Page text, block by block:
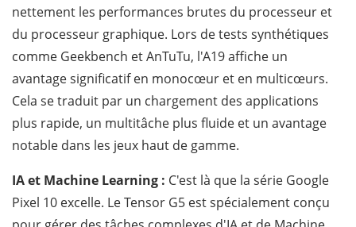
nettement les performances brutes du processeur et
du processeur graphique. Lors de tests synthétiques
comme Geekbench et AnTuTu, l'A19 affiche un
avantage significatif en monocœur et en multicœurs.
Cela se traduit par un chargement des applications
plus rapide, un multitâche plus fluide et un avantage
notable dans les jeux haut de gamme.
IA et Machine Learning : C'est là que la série Google
Pixel 10 excelle. Le Tensor G5 est spécialement conçu